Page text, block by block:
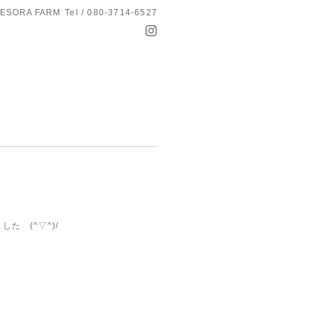
FARM Tel / 080-3714-6527
ました (^▽^)/